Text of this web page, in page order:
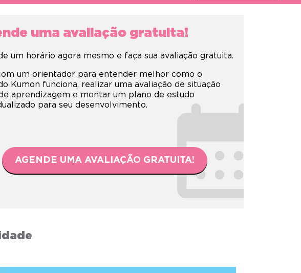
uma avaliação gratuita!
um horário agora mesmo e faça sua avaliação gratuita.
um orientador para entender melhor como o
Kumon funciona, realizar uma avaliação de situação
aprendizagem e montar um plano de estudo
para seu desenvolvimento.
AGENDE UMA AVALIAÇÃO GRATUITA!